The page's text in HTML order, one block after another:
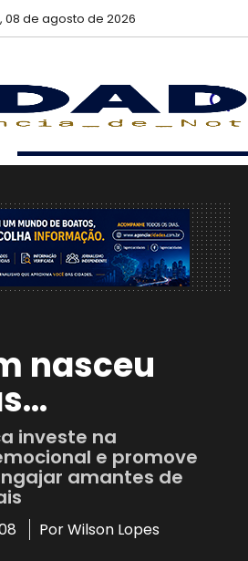
08 de agosto de 2026
nasceu
investe na
e promove
amantes de
Por Wilson Lopes